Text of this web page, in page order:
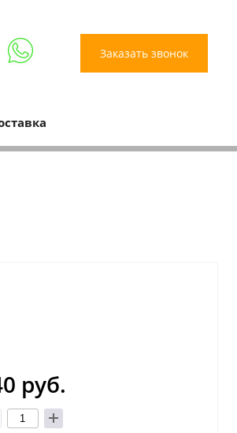
Заказать звонок
руб.